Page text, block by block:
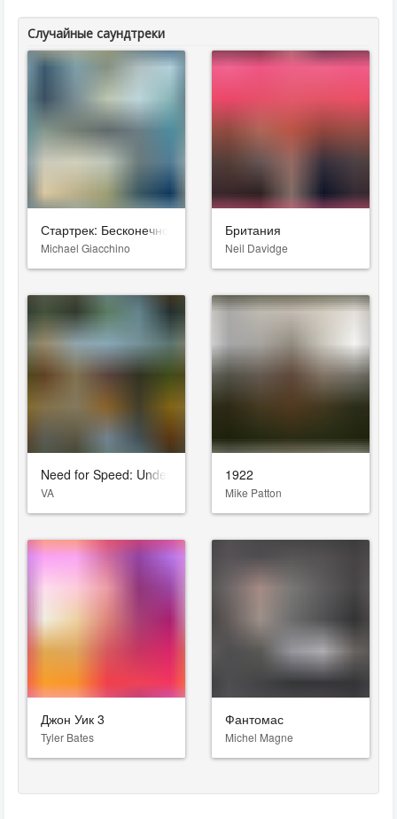
Случайные саундтреки
Стартрек: Бесконечность
Michael Giacchino
Британия
Neil Davidge
Need for Speed: Underground 2
VA
1922
Mike Patton
Джон Уик 3
Tyler Bates
Фантомас
Michel Magne